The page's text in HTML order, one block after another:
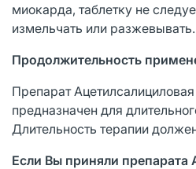
миокарда, таблетку не
измельчать или разжевывать.
Продолжительность
Препарат
предназначен для
Длительность терапии
Если Вы приняли препарата